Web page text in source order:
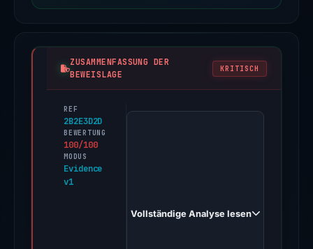
ZUSAMMENFASSUNG DER
BEWEISLAGE
KRITISCH
REF
2B2E3D2D
BEWERTUNG
100/100
MODUS
Evidence
v1
PhishDestroy
7,
Vollständige Analyse lesen